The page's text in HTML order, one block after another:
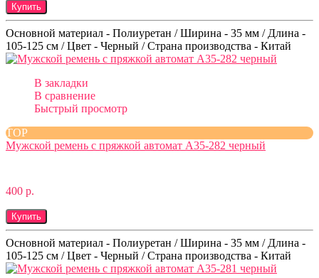
Купить
Основной материал - Полиуретан / Ширина - 35 мм / Длина -
105-125 см / Цвет - Черный / Страна производства - Китай
В закладки
В сравнение
Быстрый просмотр
TOP
Мужской ремень с пряжкой автомат A35-282 черный
400 р.
Купить
Основной материал - Полиуретан / Ширина - 35 мм / Длина -
105-125 см / Цвет - Черный / Страна производства - Китай